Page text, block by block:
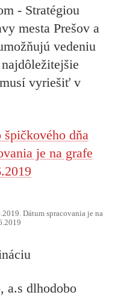
- Stratégiou
mesta Prešov a
vedeniu
vyriešiť v
Dátum spracovania je na
a.s dlhodobo